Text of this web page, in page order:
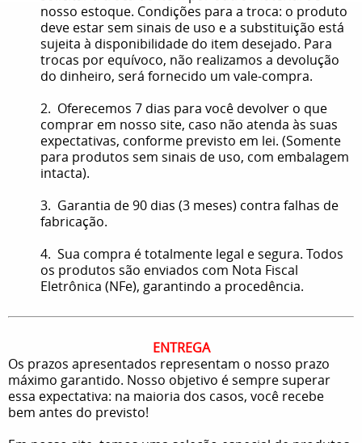
nosso estoque. Condições para a troca: o produto
deve estar sem sinais de uso e a substituição está
sujeita à disponibilidade do item desejado. Para
trocas por equívoco, não realizamos a devolução
do dinheiro, será fornecido um vale-compra.
2. Oferecemos 7 dias para você devolver o que
comprar em nosso site, caso não atenda às suas
expectativas, conforme previsto em lei. (Somente
para produtos sem sinais de uso, com embalagem
intacta).
3. Garantia de 90 dias (3 meses) contra falhas de
fabricação.
4. Sua compra é totalmente legal e segura. Todos
os produtos são enviados com Nota Fiscal
Eletrônica (NFe), garantindo a procedência.
ENTREGA
Os prazos apresentados representam o nosso prazo
máximo garantido. Nosso objetivo é sempre superar
essa expectativa: na maioria dos casos, você recebe
bem antes do previsto!